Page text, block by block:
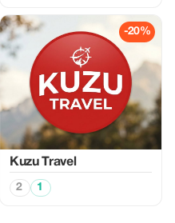
-20%
Kuzu Travel
2 1